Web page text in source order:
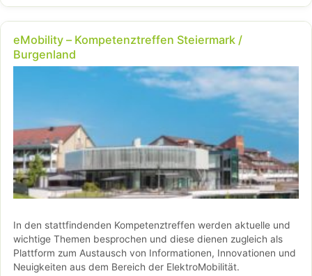
eMobility – Kompetenztreffen Steiermark /
Burgenland
In den stattfindenden Kompetenztreffen werden aktuelle und
wichtige Themen besprochen und diese dienen zugleich als
Plattform zum Austausch von Informationen, Innovationen und
Neuigkeiten aus dem Bereich der ElektroMobilität.